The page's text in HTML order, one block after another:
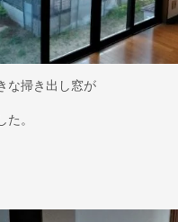
な掃き出し窓が
。